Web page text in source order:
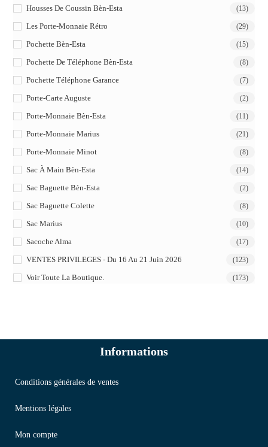
Housses De Coussin Bèn-Esta (13)
Les Porte-Monnaie Rétro (29)
Pochette Bèn-Esta (15)
Pochette De Téléphone Bèn-Esta (8)
Pochette Téléphone Garance (7)
Porte-Carte Auguste (2)
Porte-Monnaie Bèn-Esta (11)
Porte-Monnaie Marius (21)
Porte-Monnaie Minot (8)
Sac À Main Bèn-Esta (14)
Sac Baguette Bèn-Esta (2)
Sac Baguette Colette (8)
Sac Marius (10)
Sacoche Alma (17)
VENTES PRIVILEGES - Du 16 Au 21 Juin 2026 (123)
Voir Toute La Boutique. (173)
Informations
Conditions générales de ventes
Mentions légales
Mon compte